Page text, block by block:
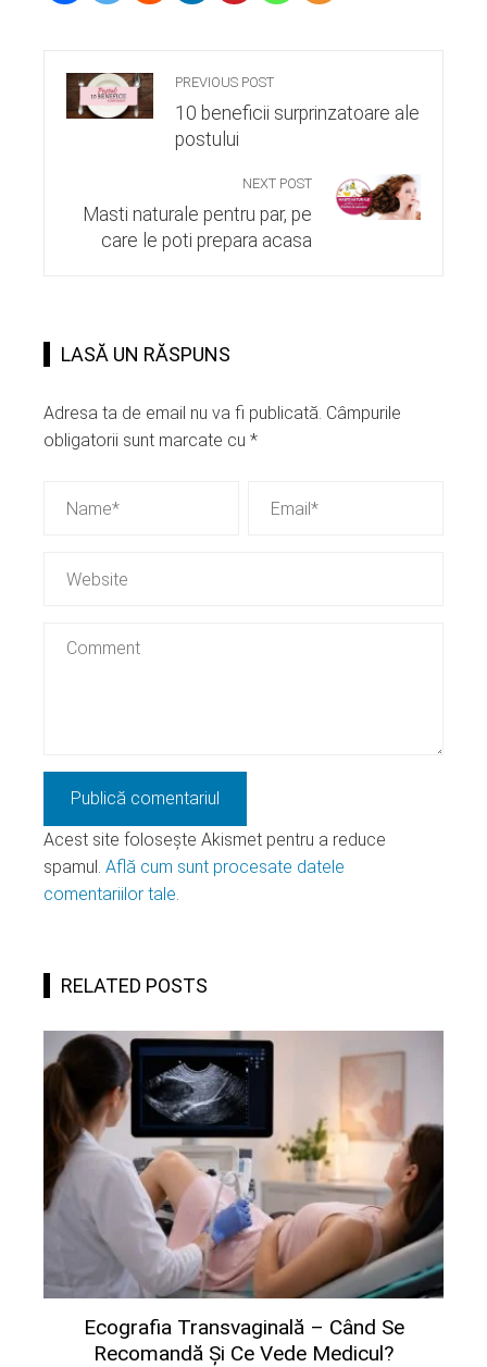
PREVIOUS POST
10 beneficii surprinzatoare ale
postului
NEXT POST
Masti naturale pentru par, pe
care le poti prepara acasa
LASĂ UN RĂSPUNS
Adresa ta de email nu va fi publicată. Câmpurile
obligatorii sunt marcate cu *
Acest site folosește Akismet pentru a reduce
spamul. Află cum sunt procesate datele
comentariilor tale.
RELATED POSTS
Ecografia Transvaginală – Când Se
Recomandă Și Ce Vede Medicul?